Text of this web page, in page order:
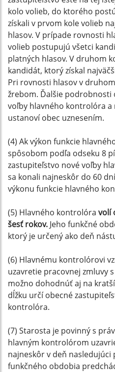
kolo volieb, do ktorého
získali v prvom kole volieb
hlasov. V prípade rovnosti
volieb postupujú všetci
platných hlasov. V druhom
kandidát, ktorý získal
Pri rovnosti hlasov v
žrebom. Ďalšie podrobnosti
voľby hlavného kontrolóra
ustanoví obec uznesením.
(4) Ak výkon funkcie
spôsobom podľa odseku 8
zastupiteľstvo nové voľby
sa konali najneskôr do 60
výkonu funkcie hlavného
(5) Hlavného kontrolóra volí
šesť rokov. Jeho funkčné
ktorý je určený ako deň
(6) Hlavnému kontrolórovi
uzavretie pracovnej zmluvy
možno dohodnúť aj na
dĺžku určí obecné
kontrolóra.
(7) Starosta je povinný s
hlavným kontrolórom
najneskôr v deň nasledujúci
funkčného obdobia